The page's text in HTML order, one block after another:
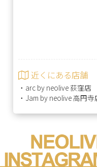
近くにある店舗
・ arc by neolive 荻窪店
・ Jam by neolive 高円寺